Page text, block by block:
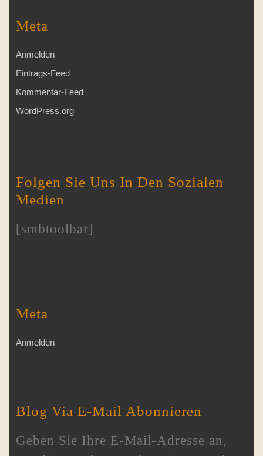
Meta
Anmelden
Eintrags-Feed
Kommentar-Feed
WordPress.org
Folgen Sie Uns In Den Sozialen
Medien
[smbtoolbar]
Meta
Anmelden
Blog Via E-Mail Abonnieren
Geben Sie Ihre E-Mail-Adresse an,